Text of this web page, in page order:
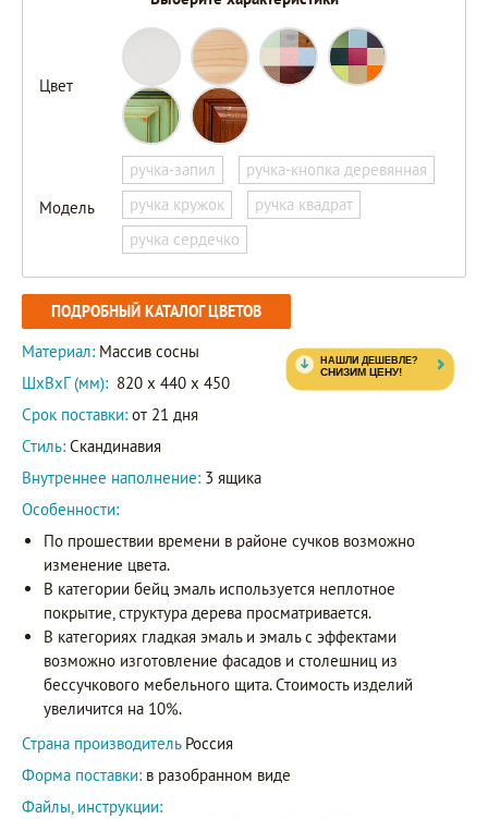
Цвет
Модель
ручка-запил
ручка-кнопка деревянная
ручка кружок
ручка квадрат
ручка сердечко
ПОДРОБНЫЙ КАТАЛОГ ЦВЕТОВ
Материал: Массив сосны
ШxВxГ (мм): 820 x 440 x 450
Срок поставки: от 21 дня
Стиль: Скандинавия
Внутреннее наполнение: 3 ящика
Особенности:
По прошествии времени в районе сучков возможно
изменение цвета.
В категории бейц эмаль используется неплотное
покрытие, структура дерева просматривается.
В категориях гладкая эмаль и эмаль с эффектами
возможно изготовление фасадов и столешниц из
бессучкового мебельного щита. Стоимость изделий
увеличится на 10%.
Страна производитель Россия
Форма поставки: в разобранном виде
Файлы, инструкции: